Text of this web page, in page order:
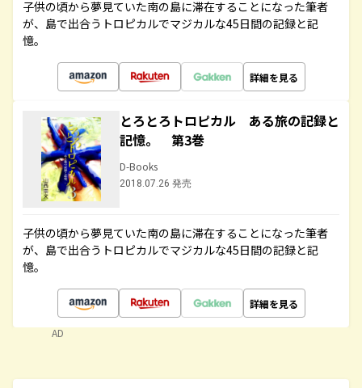
子供の頃から夢見ていた南の島に滞在することになった筆者
が、島で出合うトロピカルでマジカルな45日間の記録と記
憶。
詳細を見る
とろとろトロピカル ある旅の記録と
記憶。 第3巻
D-Books
2018.07.26 発売
子供の頃から夢見ていた南の島に滞在することになった筆者
が、島で出合うトロピカルでマジカルな45日間の記録と記
憶。
詳細を見る
AD